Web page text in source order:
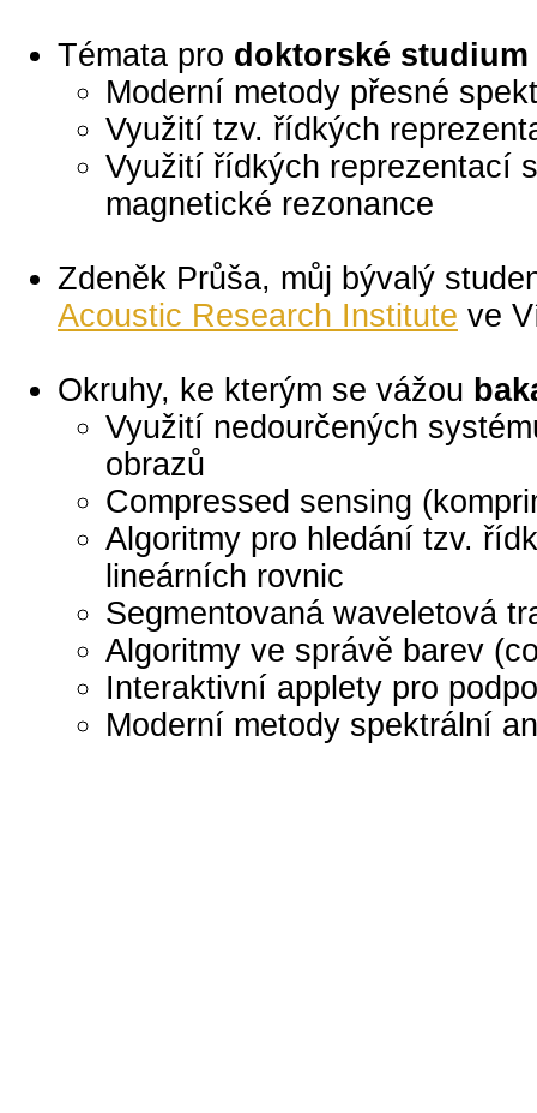
Témata pro doktorské studium
Moderní metody přesné
Využití tzv. řídkých
Využití řídkých reprezentací
magnetické rezonance
Zdeněk Průša, můj bývalý
Acoustic Research Institute ve
Okruhy, ke kterým se vážou
Využití nedourčených
obrazů
Compressed sensing
Algoritmy pro hledání tzv.
lineárních rovnic
Segmentovaná waveletová
Algoritmy ve správě barev
Interaktivní applety pro
Moderní metody spektrální